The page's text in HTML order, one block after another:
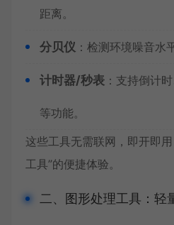
距离。
分贝仪 ：检测环境噪音水
计时器/秒表 ：支持倒计
等功能。
这些工具无需联网，即开即
工具”的便捷体验。
二、图形处理工具：轻